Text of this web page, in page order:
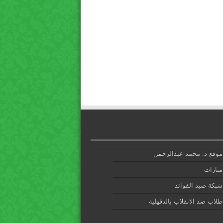
موقع د. محمد عبدالرحمن
منارات
شبكة صيد الفوائد
طلاب ضد الانقلاب بالدقهلية